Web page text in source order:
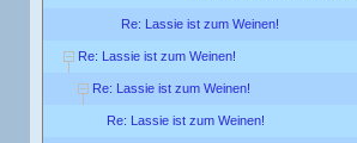
Re: Lassie ist zum Weinen!
Re: Lassie ist zum Weinen!
Re: Lassie ist zum Weinen!
Re: Lassie ist zum Weinen!